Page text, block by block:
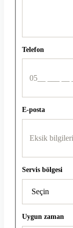
Telefon
E-posta
Servis bölgesi
Uygun zaman